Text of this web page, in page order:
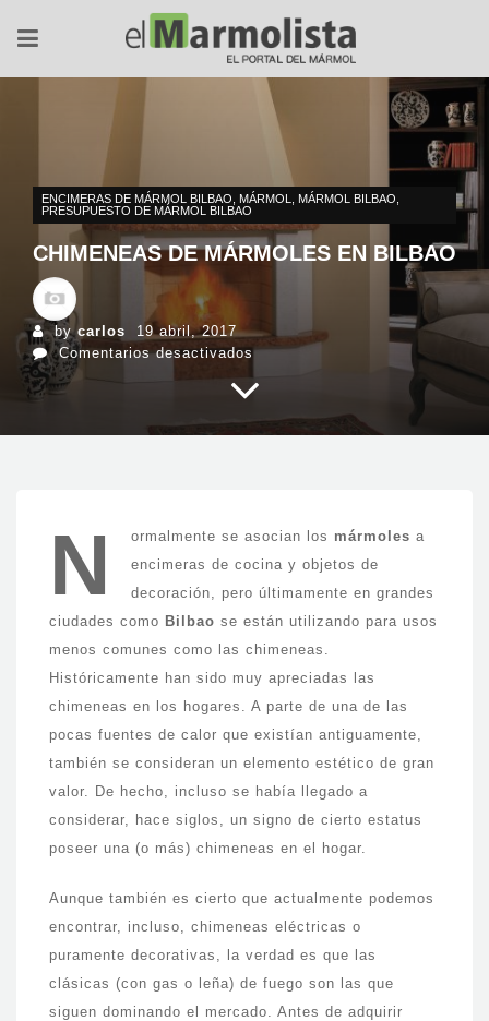
ENCIMERAS DE MÁRMOL BILBAO MÁRMOL MÁRMOL BILBAO
PRESUPUESTO DE MÁRMOL BILBAO
CHIMENEAS DE MÁRMOLES EN BILBAO
bycarlos
19 abril, 2017
Comentarios desactivadosen
de
mármoles
Bilbao
N ormalmente se asocian los mármoles a
encimeras de cocina y objetos de
decoración, pero últimamente en grandes
ciudades como Bilbao se están utilizando para usos
menos comunes como las chimeneas.
Históricamente han sido muy apreciadas las
chimeneas en los hogares. A parte de una de las
pocas fuentes de calor que existían antiguamente,
también se consideran un elemento estético de gran
valor. De hecho, incluso se había llegado a
considerar, hace siglos, un signo de cierto estatus
poseer una (o más) chimeneas en el hogar.
Aunque también es cierto que actualmente podemos
encontrar, incluso, chimeneas eléctricas o
puramente decorativas, la verdad es que las
clásicas (con gas o leña) de fuego son las que
siguen dominando el mercado. Antes de adquirir